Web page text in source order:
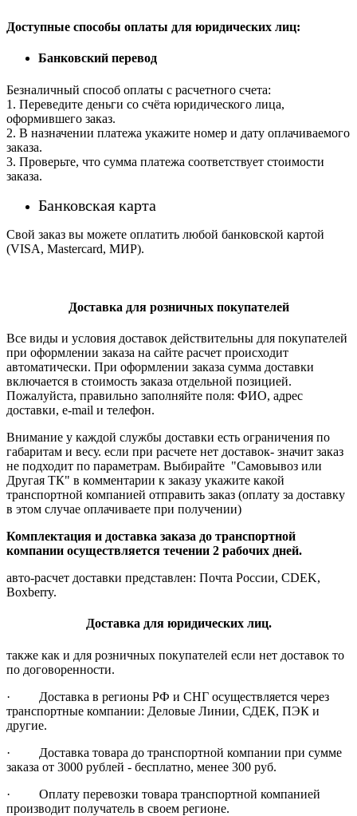
Доступные способы оплаты для юридических лиц:
Банковский перевод
Безналичный способ оплаты с расчетного счета:
1. Переведите деньги со счёта юридического лица,
оформившего заказ.
2. В назначении платежа укажите номер и дату оплачиваемого
заказа.
3. Проверьте, что сумма платежа соответствует стоимости
заказа.
Банковская карта
Свой заказ вы можете оплатить любой банковской картой
(VISA, Mastercard, МИР).
Доставка для розничных покупателей
Все виды и условия доставок действительны для покупателей
при оформлении заказа на сайте расчет происходит
автоматически. При оформлении заказа сумма доставки
включается в стоимость заказа отдельной позицией.
Пожалуйста, правильно заполняйте поля: ФИО, адрес
доставки, e-mail и телефон.
Внимание у каждой службы доставки есть ограничения по
габаритам и весу. если при расчете нет доставок- значит заказ
не подходит по параметрам. Выбирайте "Самовывоз или
Другая ТК" в комментарии к заказу укажите какой
транспортной компанией отправить заказ (оплату за доставку
в этом случае оплачиваете при получении)
Комплектация и доставка заказа до транспортной
компании осуществляется течении 2 рабочих дней.
авто-расчет доставки представлен: Почта России, CDEK,
Boxberry.
Доставка для юридических лиц.
также как и для розничных покупателей если нет доставок то
по договоренности.
· Доставка в регионы РФ и СНГ осуществляется через
транспортные компании: Деловые Линии, СДЕК, ПЭК и
другие.
· Доставка товара до транспортной компании при сумме
заказа от 3000 рублей - бесплатно, менее 300 руб.
· Оплату перевозки товара транспортной компанией
производит получатель в своем регионе.